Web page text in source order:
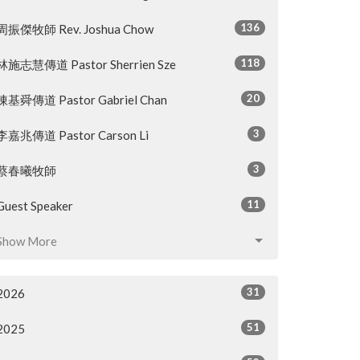
振傑牧師 Rev. Joshua Chow 136
施志慧傳道 Pastor Sherrien Sze 118
基舜傳道 Pastor Gabriel Chan 20
嘉兆傳道 Pastor Carson Li 3
春曦牧師 3
Speaker 11
More
31
51